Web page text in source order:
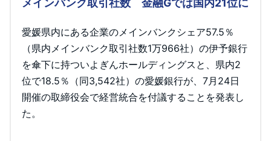
メインバンク取引社数 金融Gでは国内21位に
愛媛県内にある企業のメインバンクシェア57.5％
（県内メインバンク取引社数1万966社）の伊予銀行
を傘下に持ついよぎんホールディングスと、県内2
位で18.5％（同3,542社）の愛媛銀行が、7月24日
開催の取締役会で経営統合を付議することを発表し
た。